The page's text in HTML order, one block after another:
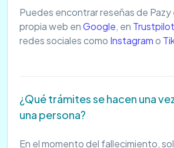
Puedes encontrar reseñas de Pazy
propia web enGoogle, en Trustpilot
redes sociales como Instagramo
¿Qué trámites se hacen una
una persona?
En el momento del fallecimiento,